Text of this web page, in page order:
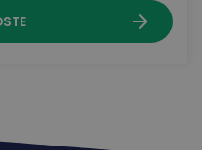
arrow_forward